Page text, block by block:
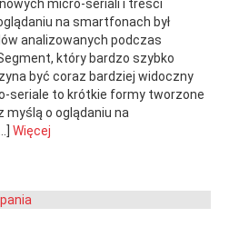
micro-seriali i treści
na smartfonach był
analizowanych podczas
który bardzo szybko
być coraz bardziej widoczny
seriale to krótkie formy tworzone
o oglądaniu na
Więcej